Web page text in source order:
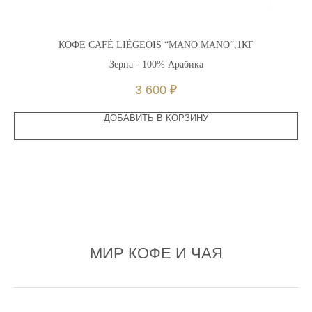
КОФЕ CAFÉ LIÉGEOIS “MANO MANO”,1КГ
Зерна - 100% Арабика
3 600 ₽
ДОБАВИТЬ В КОРЗИНУ
МИР КОФЕ И ЧАЯ